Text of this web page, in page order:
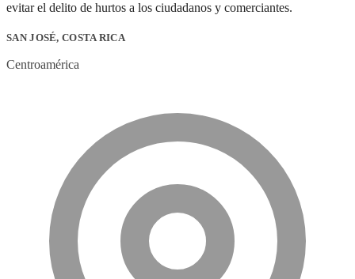
evitar el delito de hurtos a los ciudadanos y comerciantes.
SAN JOSÉ, COSTA RICA
Centroamérica